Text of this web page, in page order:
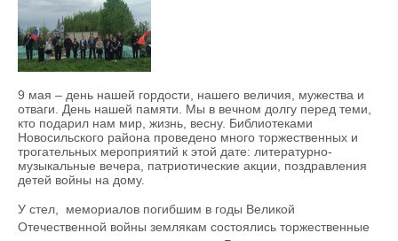
9 мая – день нашей гордости, нашего величия, мужества и
отваги. День нашей памяти. Мы в вечном долгу перед теми,
кто подарил нам мир, жизнь, весну. Библиотеками
Новосильского района проведено много торжественных и
трогательных мероприятий к этой дате: литературно-
музыкальные вечера, патриотические акции, поздравления
детей войны на дому.
У стел, мемориалов погибшим в годы Великой
Отечественной войны землякам состоялись торжественные